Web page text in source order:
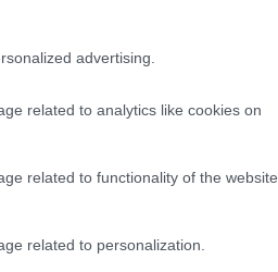
advertising.
related to analytics like cookies on
related to functionality of the website
related to personalization.
mayor participación de